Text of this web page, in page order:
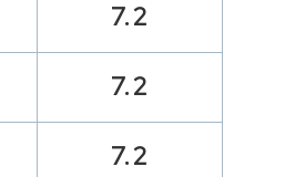
7.2
7.2
7.2